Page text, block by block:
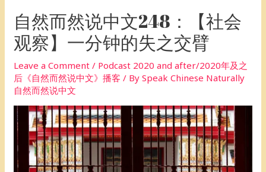
自然而然说中文248：【社会
观察】一分钟的失之交臂
Leave a Comment / Podcast 2020 and after/2020年及之
后《自然而然说中文》播客 / BySpeak Chinese Naturally
自然而然说中文